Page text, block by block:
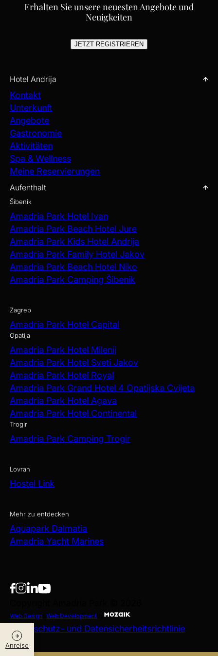
Anreise
Erhalten Sie unsere neuesten Angebote und
Neuigkeiten
JETZT REGISTRIEREN
Hotel Andrija
Kontakt
Unterkunft
Angebote
Gastronomie
Aktivitäten
Spa & Wellness
Meine Reservierungen
Aufenthalt
Šibenik
Amadria Park Hotel Ivan
Amadria Park Beach Hotel Jure
Amadria Park Kids Hotel Andrija
Amadria Park Family Hotel Jakov
Amadria Park Beach Hotel Niko
Amadria Park Camping Šibenik
Zagreb
Amadria Park Hotel Capital
Opatija
Amadria Park Hotel Milenij
Amadria Park Hotel Sveti Jakov
Amadria Park Hotel Royal
Amadria Park Grand Hotel 4 Opatijska Cvijeta
Amadria Park Hotel Agava
Amadria Park Hotel Continental
Trogir
Amadria Park Camping Trogir
Lovran
Hostel Link
Mehr zu entdecken
Aquapark Dalmatia
Amadria Yacht Marines
Web Design Web Development
Datenschutz- und Datensicherheitsrichtlinie